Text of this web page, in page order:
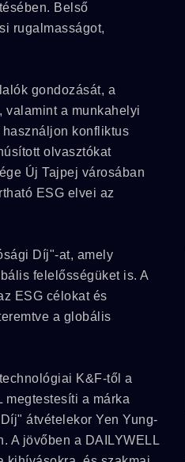
Belső
rugalmasságot,
gondozását, a
valamint a munkahelyi
konfliktus
olvasztókat
Új Tajpej városában
ESG elvei az
Díj"-at, amely
felelősségüket is. A
ESG célokat és
a globális
K&F-től a
a márka
átvételekor Yen Yung-
A jövőben a DAILYWELL
1M Sorozat